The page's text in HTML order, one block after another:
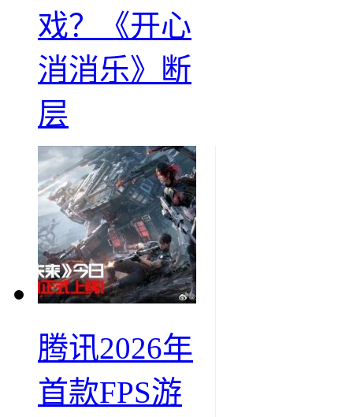
戏？《开心
消消乐》断
层
腾讯2026年
首款FPS游